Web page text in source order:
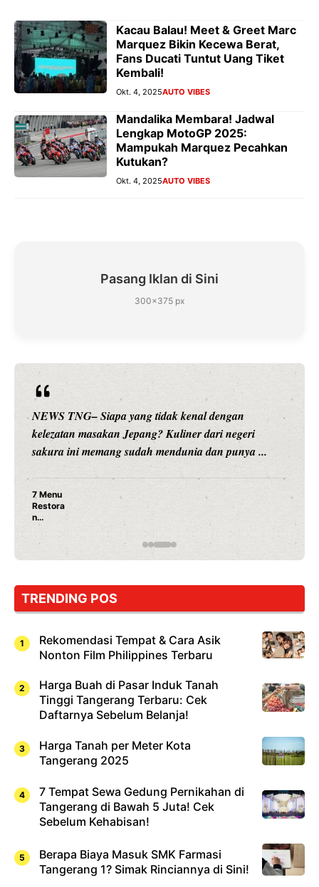
Kacau Balau! Meet & Greet Marc
Marquez Bikin Kecewa Berat,
Fans Ducati Tuntut Uang Tiket
Kembali!
Okt. 4, 2025AUTO VIBES
Mandalika Membara! Jadwal
Lengkap MotoGP 2025:
Mampukah Marquez Pecahkan
Kutukan?
Okt. 4, 2025AUTO VIBES
Pasang Iklan di Sini
300×375 px
NEWS TNG– Siapa yang tidak kenal dengan
kelezatan masakan Jepang? Kuliner dari negeri
sakura ini memang sudah mendunia dan punya ...
7 Menu
Restora
n
Jepang
yang
Dicoba,
Cuma
Sushi!
TRENDING POS
Rekomendasi Tempat & Cara Asik
Nonton Film Philippines Terbaru
Harga Buah di Pasar Induk Tanah
Tinggi Tangerang Terbaru: Cek
Daftarnya Sebelum Belanja!
Harga Tanah per Meter Kota
Tangerang 2025
7 Tempat Sewa Gedung Pernikahan di
Tangerang di Bawah 5 Juta! Cek
Sebelum Kehabisan!
Berapa Biaya Masuk SMK Farmasi
Tangerang 1? Simak Rinciannya di Sini!